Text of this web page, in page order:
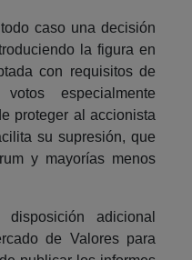
caso una decisión
la figura en
con requisitos de
especialmente
proteger al accionista
su supresión, que
y mayorías menos
adicional
de Valores para